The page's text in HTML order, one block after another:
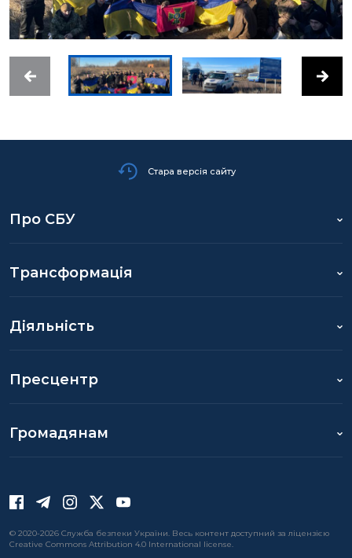
Стара версія сайту
Про СБУ
Трансформація
Діяльність
Пресцентр
Громадянам
© 2020-2026 Служба безпеки України. Весь контент доступний за ліцензією
Creative Commons Attribution 4.0 International license.